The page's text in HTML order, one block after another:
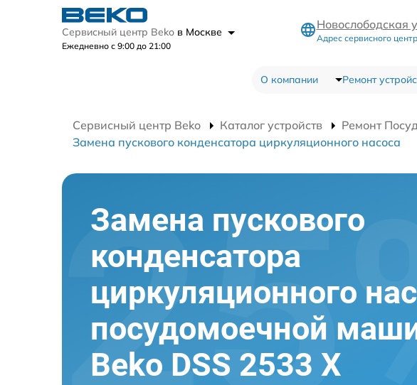
Сервисный центр Beko в Москве
Ежедневно с 9:00 до 21:00
Новослободская
Адрес сервисного
О компании Ремонт
Сервисный центр Beko Каталог устройств Ремонт
Замена пускового конденсатора циркуляционного насоса
Замена пускового
конденсатора
циркуляционного
посудомоечной
Beko DSS 2533 X